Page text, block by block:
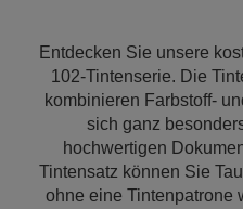
Entdecken Sie unsere
102-Tintenserie. Die
kombinieren Farbstoff-
sich ganz
hochwertigen
Tintensatz können Sie
ohne eine Tintenpatrone